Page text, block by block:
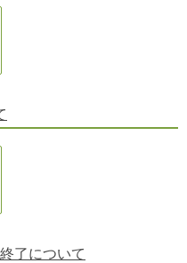
了について